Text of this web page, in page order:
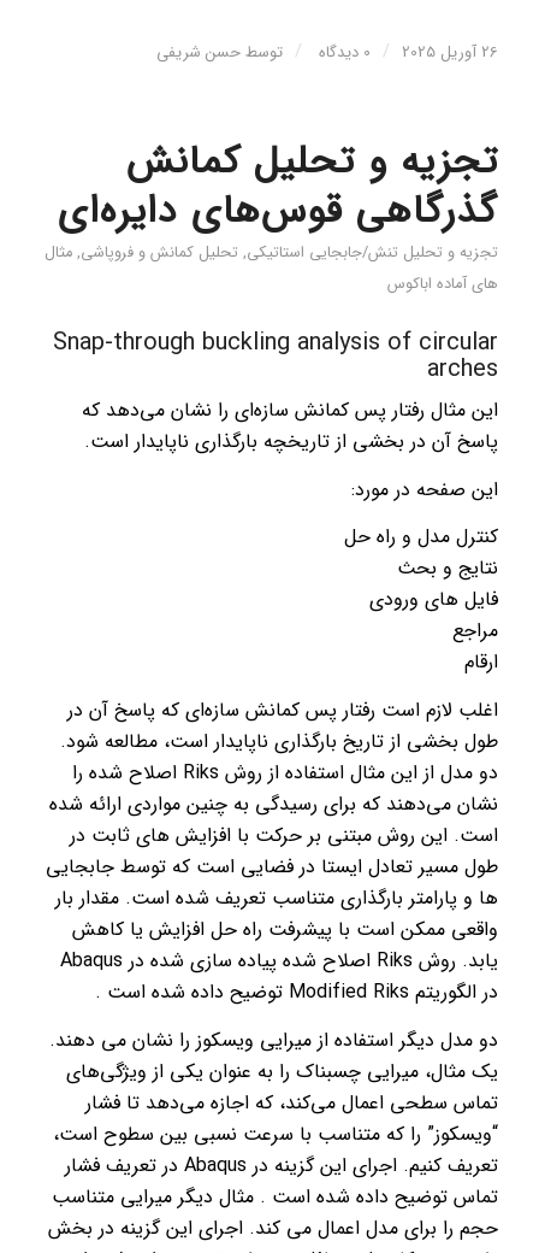
26 آوریل 2025 / 0 دیدگاه / توسطحسن شریفی
تجزیه و تحلیل کمانش
گذرگاهی قوس‌های دایره‌ای
تجزیه و تحلیل تنش/جابجایی استاتیکی, تحليل كمانش و فروپاشی, مثال
های آماده اباکوس
Snap-through buckling analysis of circular
arches
این مثال رفتار پس کمانش سازه‌ای را نشان می‌دهد که
پاسخ آن در بخشی از تاریخچه بارگذاری ناپایدار است.
این صفحه در مورد:
کنترل مدل و راه حل
نتایج و بحث
فایل های ورودی
مراجع
ارقام
اغلب لازم است رفتار پس کمانش سازه‌ای که پاسخ آن در
طول بخشی از تاریخ بارگذاری ناپایدار است، مطالعه شود.
دو مدل از این مثال استفاده از روش Riks اصلاح شده را
نشان می‌دهند که برای رسیدگی به چنین مواردی ارائه شده
است. این روش مبتنی بر حرکت با افزایش های ثابت در
طول مسیر تعادل ایستا در فضایی است که توسط جابجایی
ها و پارامتر بارگذاری متناسب تعریف شده است. مقدار بار
واقعی ممکن است با پیشرفت راه حل افزایش یا کاهش
یابد. روش Riks اصلاح شده پیاده سازی شده در Abaqus
در الگوریتم Modified Riks توضیح داده شده است .
دو مدل دیگر استفاده از میرایی ویسکوز را نشان می دهند.
یک مثال، میرایی چسبناک را به عنوان یکی از ویژگی‌های
تماس سطحی اعمال می‌کند، که اجازه می‌دهد تا فشار
“ویسکوز” را که متناسب با سرعت نسبی بین سطوح است،
تعریف کنیم. اجرای این گزینه در Abaqus در تعریف فشار
تماس توضیح داده شده است . مثال دیگر میرایی متناسب
حجم را برای مدل اعمال می کند. اجرای این گزینه در بخش